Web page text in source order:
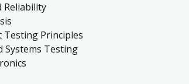
Reliability
Testing Principles
Systems Testing